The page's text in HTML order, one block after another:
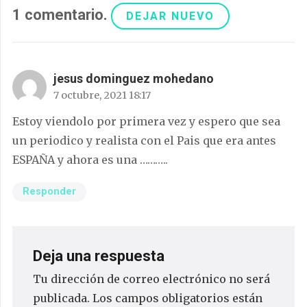
1 comentario. DEJAR NUEVO
jesus dominguez mohedano
7 octubre, 2021 18:17
Estoy viendolo por primera vez y espero que sea
un periodico y realista con el Pais que era antes
ESPAÑA y ahora es una ………..
Responder
Deja una respuesta
Tu dirección de correo electrónico no será
publicada. Los campos obligatorios están